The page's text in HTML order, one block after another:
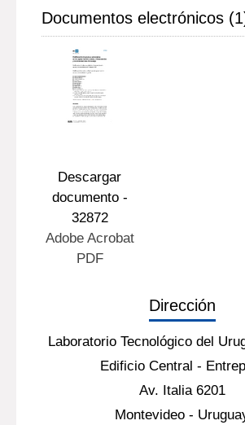
Documentos electrónicos
Descargar
documento -
32872
Adobe Acrobat
PDF
Dirección
Laboratorio Tecnológico del
Edificio Central -
Av. Italia 6201
Montevideo -